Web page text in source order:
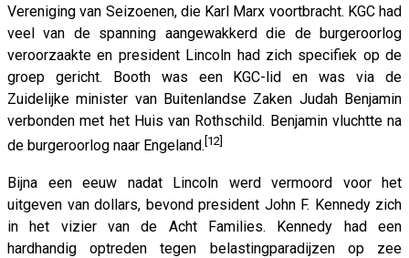
Vereniging van Seizoenen, die Karl Marx voortbracht. KGC had
veel van de spanning aangewakkerd die de burgeroorlog
veroorzaakte en president Lincoln had zich specifiek op de
groep gericht. Booth was een KGC-lid en was via de
Zuidelijke minister van Buitenlandse Zaken Judah Benjamin
verbonden met het Huis van Rothschild. Benjamin vluchtte na
de burgeroorlog naar Engeland. [12]
Bijna een eeuw nadat Lincoln werd vermoord voor het
uitgeven van dollars, bevond president John F. Kennedy zich
in het vizier van de Acht Families. Kennedy had een
hardhandig optreden tegen belastingparadijzen op zee